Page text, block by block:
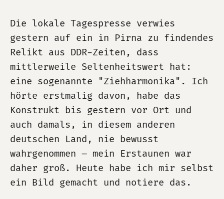
Die lokale Tagespresse verwies
gestern auf ein in Pirna zu findendes
Relikt aus DDR-Zeiten, dass
mittlerweile Seltenheitswert hat:
eine sogenannte "Ziehharmonika". Ich
hörte erstmalig davon, habe das
Konstrukt bis gestern vor Ort und
auch damals, in diesem anderen
deutschen Land, nie bewusst
wahrgenommen – mein Erstaunen war
daher groß. Heute habe ich mir selbst
ein Bild gemacht und notiere das.